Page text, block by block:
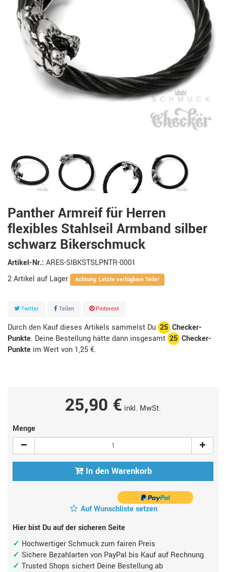
Panther Armreif für Herren
flexibles Stahlseil Armband silber
schwarz Bikerschmuck
Artikel-Nr.: ARES-SIBKSTSLPNTR-0001
2Artikel Achtung: Letzte verfügbare Teile!
Twitter Teilen Pinterest
Durch den Kauf dieses Artikels sammelst Du 25 Checker-
Punkte. Deine Bestellung hätte dann insgesamt 25 Checker-
Punkte im Wert von 1,25 €.
25,90 € inkl. MwSt.
Menge
In den Warenkorb
Auf Wunschliste setzen
Hier bist Du auf der sicheren Seite
Hochwertiger Schmuck zum fairen Preis
Sichere Bezahlarten von PayPal bis Kauf auf Rechnung
Trusted Shops sichert Deine Bestellung ab